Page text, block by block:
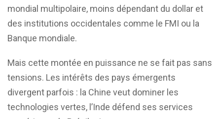
mondial multipolaire, moins dépendant du dollar et
des institutions occidentales comme le FMI ou la
Banque mondiale.
Mais cette montée en puissance ne se fait pas sans
tensions. Les intérêts des pays émergents
divergent parfois : la Chine veut dominer les
technologies vertes, l’Inde défend ses services